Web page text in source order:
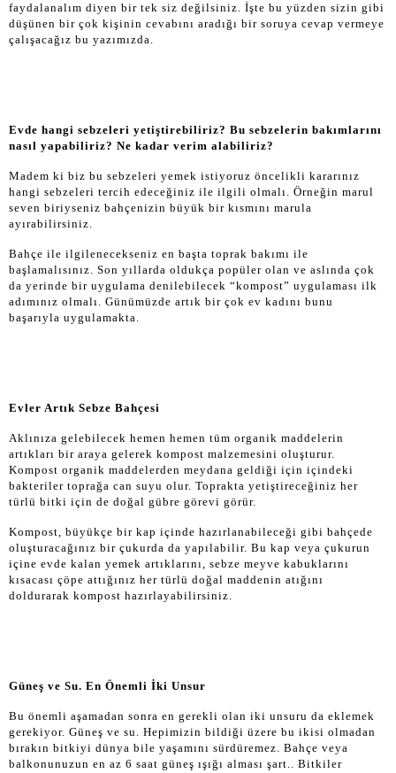
faydalanalım diyen bir tek siz değilsiniz. İşte bu yüzden sizin gibi
düşünen bir çok kişinin cevabını aradığı bir soruya cevap vermeye
çalışacağız bu yazımızda.
Evde hangi sebzeleri yetiştirebiliriz? Bu sebzelerin bakımlarını
nasıl yapabiliriz? Ne kadar verim alabiliriz?
Madem ki biz bu sebzeleri yemek istiyoruz öncelikli kararınız
hangi sebzeleri tercih edeceğiniz ile ilgili olmalı. Örneğin marul
seven biriyseniz bahçenizin büyük bir kısmını marula
ayırabilirsiniz.
Bahçe ile ilgilenecekseniz en başta toprak bakımı ile
başlamalısınız. Son yıllarda oldukça popüler olan ve aslında çok
da yerinde bir uygulama denilebilecek “kompost” uygulaması ilk
adımınız olmalı. Günümüzde artık bir çok ev kadını bunu
başarıyla uygulamakta.
Evler Artık Sebze Bahçesi
Aklınıza gelebilecek hemen hemen tüm organik maddelerin
artıkları bir araya gelerek kompost malzemesini oluşturur.
Kompost organik maddelerden meydana geldiği için içindeki
bakteriler toprağa can suyu olur. Toprakta yetiştireceğiniz her
türlü bitki için de doğal gübre görevi görür.
Kompost, büyükçe bir kap içinde hazırlanabileceği gibi bahçede
oluşturacağınız bir çukurda da yapılabilir. Bu kap veya çukurun
içine evde kalan yemek artıklarını, sebze meyve kabuklarını
kısacası çöpe attığınız her türlü doğal maddenin atığını
doldurarak kompost hazırlayabilirsiniz.
Güneş ve Su. En Önemli İki Unsur
Bu önemli aşamadan sonra en gerekli olan iki unsuru da eklemek
gerekiyor. Güneş ve su. Hepimizin bildiği üzere bu ikisi olmadan
bırakın bitkiyi dünya bile yaşamını sürdüremez. Bahçe veya
balkonunuzun en az 6 saat güneş ışığı alması şart.. Bitkiler